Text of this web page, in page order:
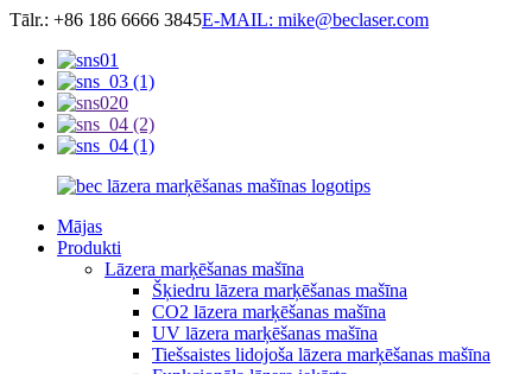
Tālr.: +86 186 6666 3845E-MAIL: mike@beclaser.com
Mājas
Produkti
Lāzera marķēšanas mašīna
Šķiedru lāzera marķēšanas mašīna
CO2 lāzera marķēšanas mašīna
UV lāzera marķēšanas mašīna
Tiešsaistes lidojoša lāzera marķēšanas mašīna